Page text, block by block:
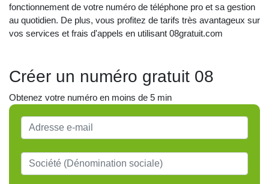
fonctionnement de votre numéro de téléphone pro et sa gestion
au quotidien. De plus, vous profitez de tarifs très avantageux sur
vos services et frais d'appels en utilisant 08gratuit.com
Créer un numéro gratuit 08
Obtenez votre numéro en moins de 5 min